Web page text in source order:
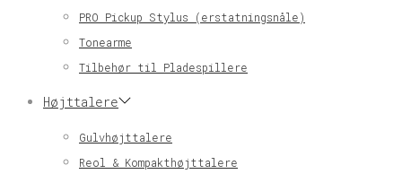
PRO Pickup Stylus (erstatningsnåle)
Tonearme
Tilbehør til Pladespillere
Højttalere
Gulvhøjttalere
Reol & Kompakthøjttalere